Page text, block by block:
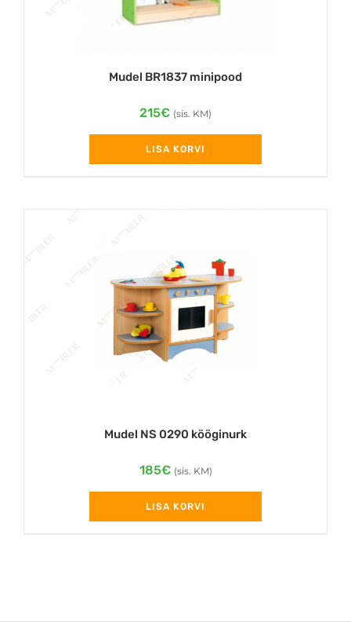
Mudel BR1837 minipood
215€ (sis. KM)
LISA KORVI
Mudel NS 0290 kööginurk
185€ (sis. KM)
LISA KORVI